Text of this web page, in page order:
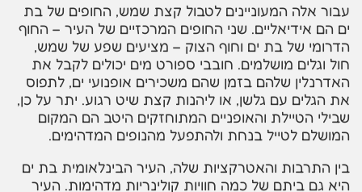
עבור אלה המעוניינים לטבול קצת שמש, החופים של בת
ים הם אידיאליים. שני החופים המרכזיים של העיר – החוף
הדרומי של בת ים וחוף הצוק – מציעים שפע של שמש,
חול וגלים מושלמים. חובבי ספורט מים יכולים לקבל את
האדרנלין שלהם בזמן שהם משכירים אופנועי ים, לתפוס
את הגלים עם גלשן, או ליהנות קצת שיט רגוע. יתר על כן,
שבילי הטיילת והאופניים המתוחזקים היטב הם המקום
המושלם לטייל בנחת ולהתפעל מהנופים המדהימים.
בין התרבות והאטרקציות שלה, העיר הבינלאומית בת ים
היא גם ביתם של כמה חוויות קולינריות מדהימות. העיר